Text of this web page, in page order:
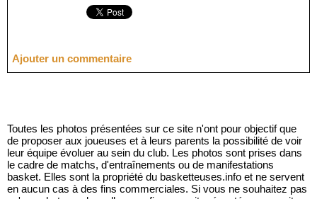
Ajouter un commentaire
Toutes les photos présentées sur ce site n'ont pour objectif que
de proposer aux joueuses et à leurs parents la possibilité de voir
leur équipe évoluer au sein du club. Les photos sont prises dans
le cadre de matchs, d'entraînements ou de manifestations
basket. Elles sont la propriété du basketteuses.info et ne servent
en aucun cas à des fins commerciales. Si vous ne souhaitez pas